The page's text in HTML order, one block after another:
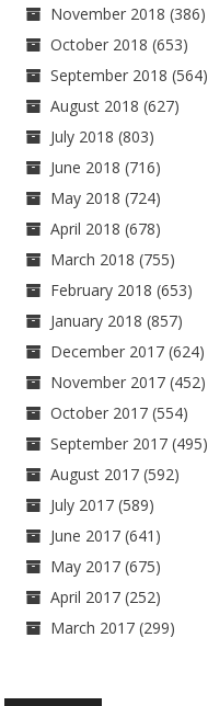
November 2018 (386)
October 2018 (653)
September 2018 (564)
August 2018 (627)
July 2018 (803)
June 2018 (716)
May 2018 (724)
April 2018 (678)
March 2018 (755)
February 2018 (653)
January 2018 (857)
December 2017 (624)
November 2017 (452)
October 2017 (554)
September 2017 (495)
August 2017 (592)
July 2017 (589)
June 2017 (641)
May 2017 (675)
April 2017 (252)
March 2017 (299)